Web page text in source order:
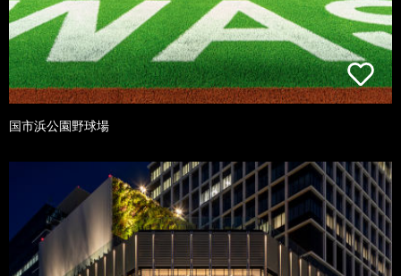
国市浜公園野球場